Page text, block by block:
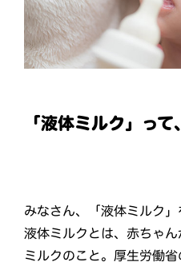
「液体ミルク」っ
みなさん、「液体ミルク」
液体ミルクとは、赤ちゃ
ミルクのこと。厚生労働